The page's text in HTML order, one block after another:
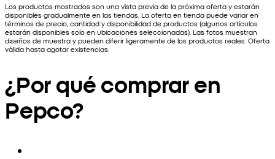
Los productos mostrados son una vista previa de la próxima oferta y estarán
disponibles gradualmente en las tiendas. La oferta en tienda puede variar en
términos de precio, cantidad y disponibilidad de productos (algunos artículos
estarán disponibles solo en ubicaciones seleccionadas). Las fotos muestran
diseños de muestra y pueden diferir ligeramente de los productos reales. Oferta
válida hasta agotar existencias.
¿Por qué comprar en
Pepco?